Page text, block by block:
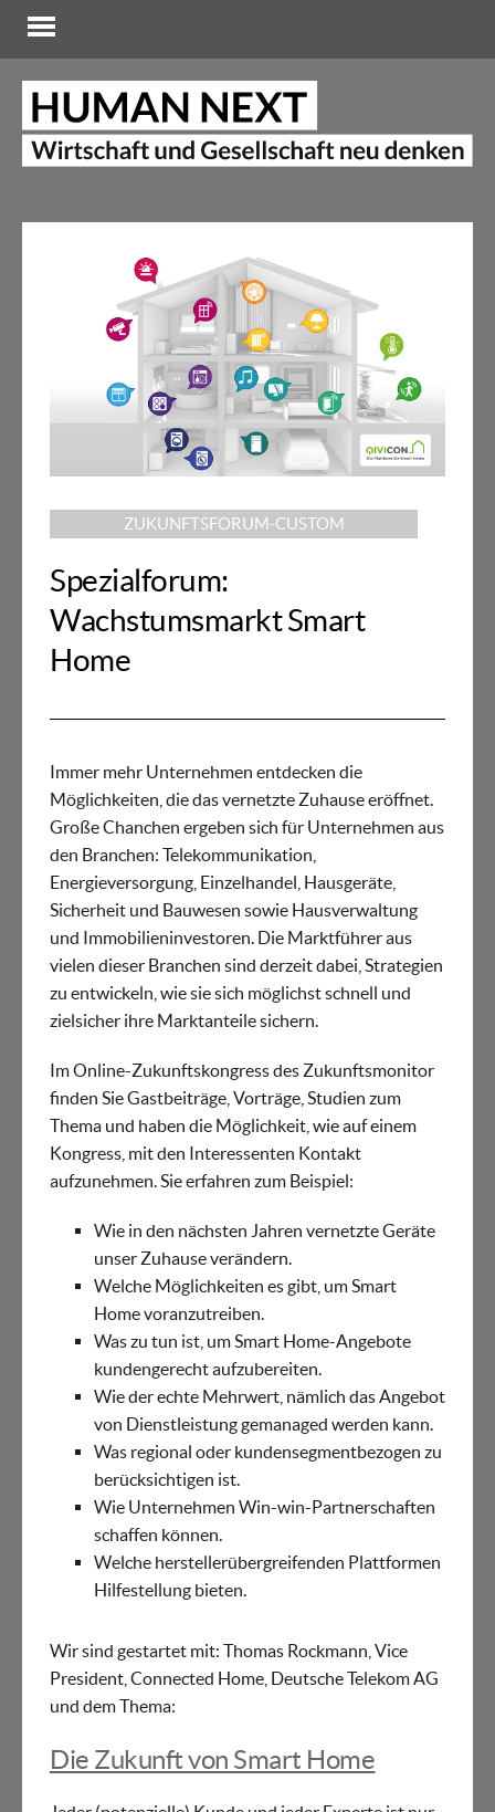
ZUKUNFTSFORUM-CUSTOM
Spezialforum:
Wachstumsmarkt Smart
Home
Immer mehr Unternehmen entdecken die
Möglichkeiten, die das vernetzte Zuhause eröffnet.
Große Chanchen ergeben sich für Unternehmen aus
den Branchen: Telekommunikation,
Energieversorgung, Einzelhandel, Hausgeräte,
Sicherheit und Bauwesen sowie Hausverwaltung
und Immobilieninvestoren. Die Marktführer aus
vielen dieser Branchen sind derzeit dabei, Strategien
zu entwickeln, wie sie sich möglichst schnell und
zielsicher ihre Marktanteile sichern.
Im Online-Zukunftskongress des Zukunftsmonitor
finden Sie Gastbeiträge, Vorträge, Studien zum
Thema und haben die Möglichkeit, wie auf einem
Kongress, mit den Interessenten Kontakt
aufzunehmen. Sie erfahren zum Beispiel:
Wie in den nächsten Jahren vernetzte Geräte
unser Zuhause verändern.
Welche Möglichkeiten es gibt, um Smart
Home voranzutreiben.
Was zu tun ist, um Smart Home-Angebote
kundengerecht aufzubereiten.
Wie der echte Mehrwert, nämlich das Angebot
von Dienstleistung gemanaged werden kann.
Was regional oder kundensegmentbezogen zu
berücksichtigen ist.
Wie Unternehmen Win-win-Partnerschaften
schaffen können.
Welche herstellerübergreifenden Plattformen
Hilfestellung bieten.
Wir sind gestartet mit: Thomas Rockmann, Vice
President, Connected Home, Deutsche Telekom AG
und dem Thema:
Die Zukunft von Smart Home